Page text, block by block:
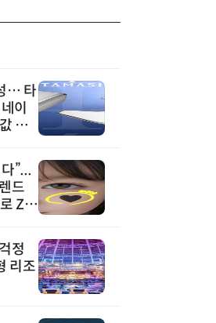
… 타
이
할
”...
드
Z세
정
리조